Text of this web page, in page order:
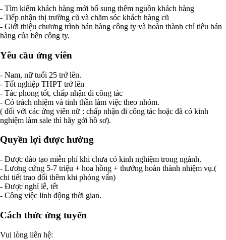
- Tìm kiếm khách hàng mới bổ sung thêm nguồn khách hàng
- Tiếp nhận thị trường cũ và chăm sóc khách hàng cũ
- Giới thiệu chương trình bán hàng công ty và hoàn thành chỉ tiêu bán
hàng của bên công ty.
Yêu cầu ứng viên
- Nam, nữ tuổi 25 trở lên.
- Tốt nghiệp THPT trở lên
- Tác phong tốt, chấp nhận đi công tác
- Có trách nhiệm và tinh thần làm việc theo nhóm.
( đối với các ứng viên nữ : chấp nhận đi công tác hoặc đã có kinh
nghiệm làm sale thì hãy gởi hồ sơ).
Quyền lợi được hưởng
- Được đào tạo miễn phí khi chưa có kinh nghiệm trong ngành.
- Lương cứng 5-7 triệu + hoa hồng + thưởng hoàn thành nhiệm vụ.(
chi tiết trao đổi thêm khi phỏng vấn)
- Được nghỉ lễ, tết
- Công việc linh động thời gian.
Cách thức ứng tuyển
Vui lòng liên hệ: